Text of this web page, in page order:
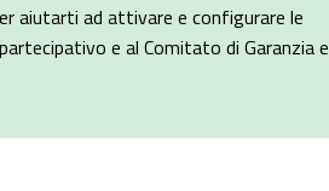
aiutarti ad attivare e configurare le
e al Comitato di Garanzia e